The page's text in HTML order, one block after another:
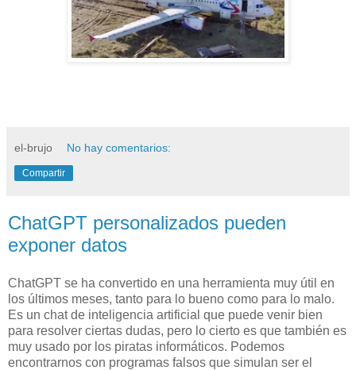
el-brujo No hay comentarios:
Compartir
ChatGPT personalizados pueden
exponer datos
ChatGPT se ha convertido en una herramienta muy útil en
los últimos meses, tanto para lo bueno como para lo malo.
Es un chat de inteligencia artificial que puede venir bien
para resolver ciertas dudas, pero lo cierto es que también es
muy usado por los piratas informáticos. Podemos
encontrarnos con programas falsos que simulan ser el